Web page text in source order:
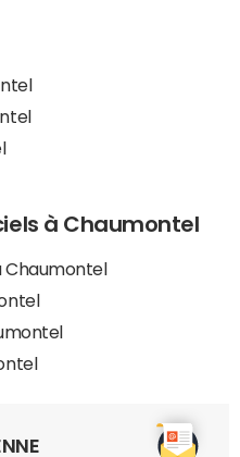
à Chaumontel
Chaumontel